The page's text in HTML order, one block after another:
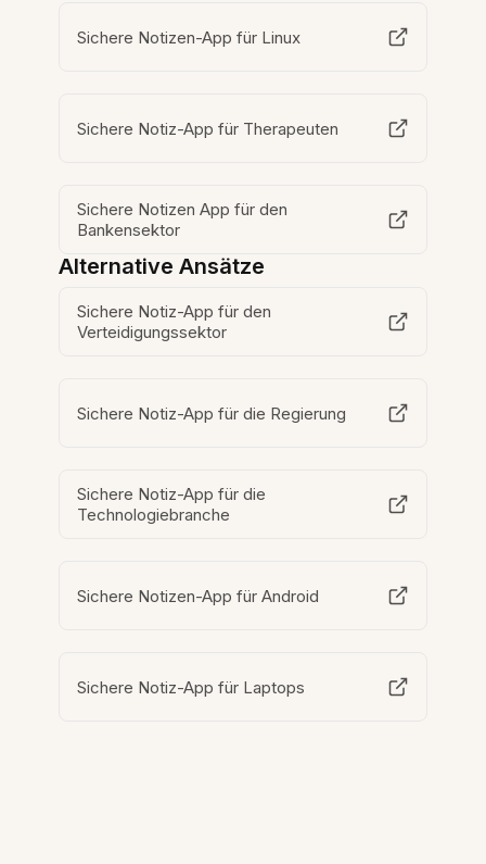
Sichere Notizen-App für Linux
Sichere Notiz-App für Therapeuten
Sichere Notizen App für den
Bankensektor
Alternative Ansätze
Sichere Notiz-App für den
Verteidigungssektor
Sichere Notiz-App für die Regierung
Sichere Notiz-App für die
Technologiebranche
Sichere Notizen-App für Android
Sichere Notiz-App für Laptops